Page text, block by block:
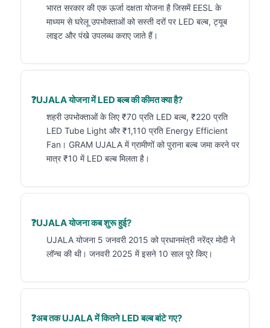
भारत सरकार की एक ऊर्जा दक्षता योजना है जिसमें EESL के
माध्यम से घरेलू उपभोक्ताओं को सस्ती दरों पर LED बल्ब, ट्यूब
लाइट और पंखे उपलब्ध कराए जाते हैं।
UJALA योजना में LED बल्ब की कीमत क्या है?
शहरी उपभोक्ताओं के लिए ₹70 प्रति LED बल्ब, ₹220 प्रति
LED Tube Light और ₹1,110 प्रति Energy Efficient
Fan। GRAM UJALA में ग्रामीणों को पुराना बल्ब जमा करने पर
मात्र ₹10 में LED बल्ब मिलता है।
UJALA योजना कब शुरू हुई?
UJALA योजना 5 जनवरी 2015 को प्रधानमंत्री नरेंद्र मोदी ने
लॉन्च की थी। जनवरी 2025 में इसने 10 साल पूरे किए।
अब तक UJALA में कितने LED बल्ब बांटे गए?